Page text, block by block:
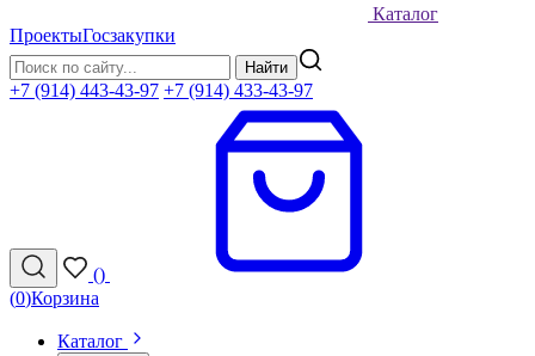
Каталог
ПроектыГосзакупки
Найти
+7 (914) 443-43-97 +7 (914) 433-43-97
()
(0)Корзина
Каталог